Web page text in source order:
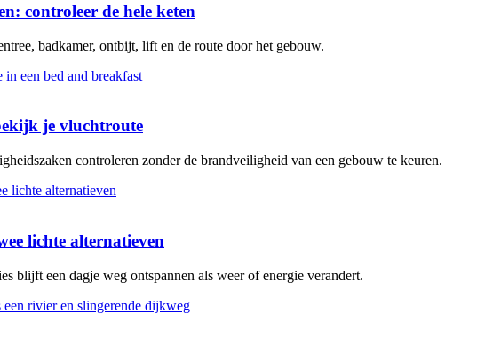
controleer de hele keten
badkamer, ontbijt, lift en de route door het gebouw.
je vluchtroute
controleren zonder de brandveiligheid van een gebouw te keuren.
lichte alternatieven
blijft een dagje weg ontspannen als weer of energie verandert.